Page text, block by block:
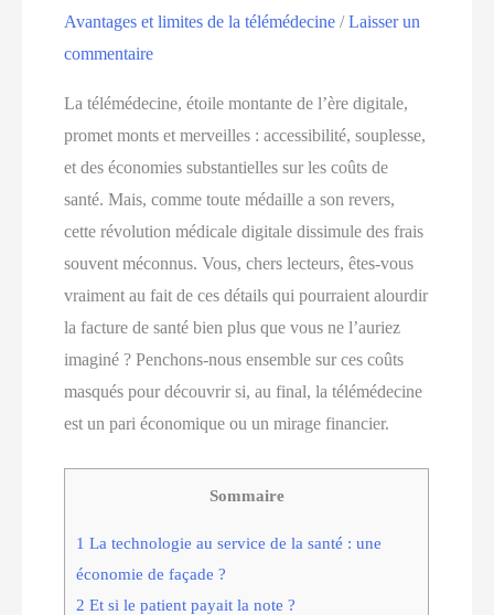
Avantages et limites de la télémédecine /Laisser un
commentaire
La télémédecine, étoile montante de l’ère digitale,
promet monts et merveilles : accessibilité, souplesse,
et des économies substantielles sur les coûts de
santé. Mais, comme toute médaille a son revers,
cette révolution médicale digitale dissimule des frais
souvent méconnus. Vous, chers lecteurs, êtes-vous
vraiment au fait de ces détails qui pourraient alourdir
la facture de santé bien plus que vous ne l’auriez
imaginé ? Penchons-nous ensemble sur ces coûts
masqués pour découvrir si, au final, la télémédecine
est un pari économique ou un mirage financier.
Sommaire
1 La technologie au service de la santé : une
économie de façade ?
2 Et si le patient payait la note ?